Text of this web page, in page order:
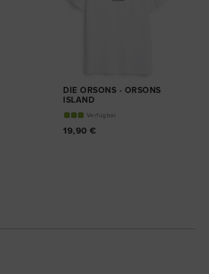
DIE ORSONS - ORSONS
ISLAND
Verfügbar
19,90 €